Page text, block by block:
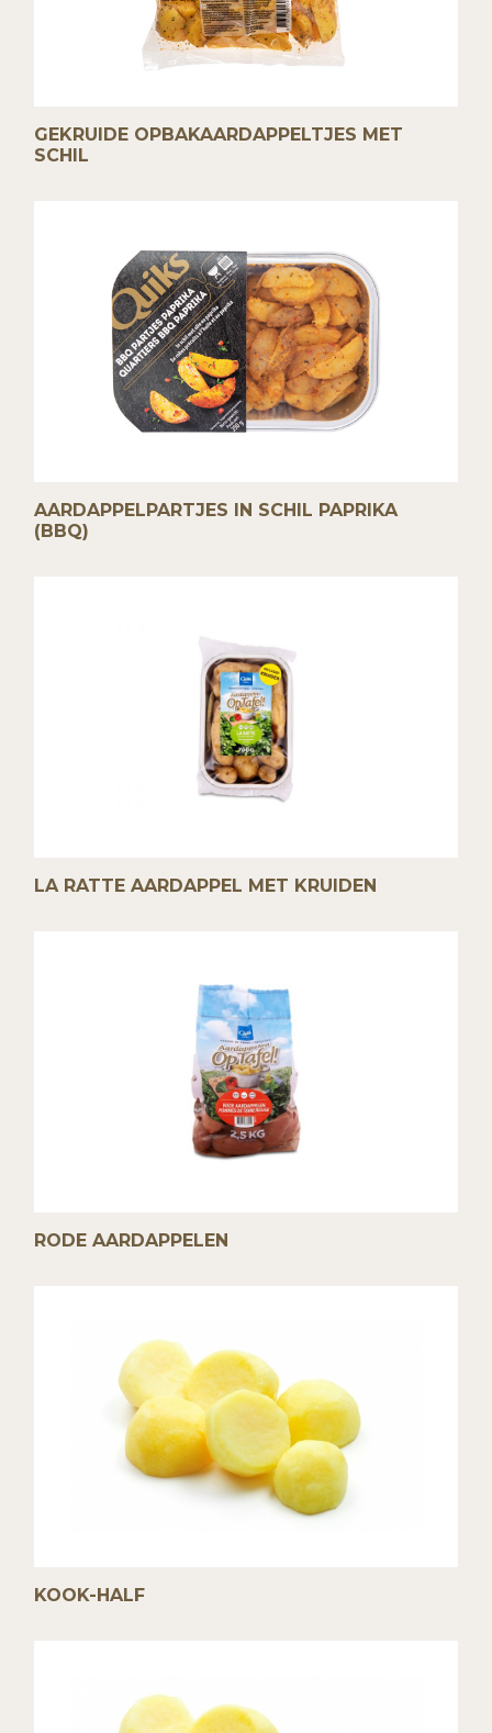
GEKRUIDE OPBAKAARDAPPELTJES MET
SCHIL
AARDAPPELPARTJES IN SCHIL PAPRIKA
(BBQ)
LA RATTE AARDAPPEL MET KRUIDEN
RODE AARDAPPELEN
KOOK-HALF